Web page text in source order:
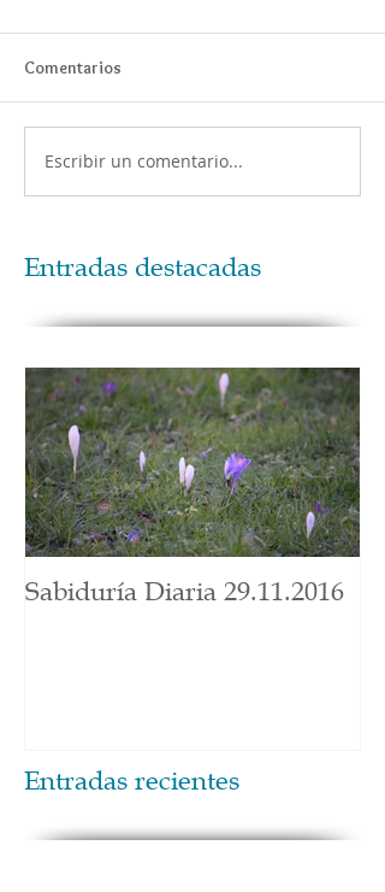
Comentarios
Escribir un comentario...
Entradas destacadas
Sabiduría Diaria 29.11.2016
Entradas recientes